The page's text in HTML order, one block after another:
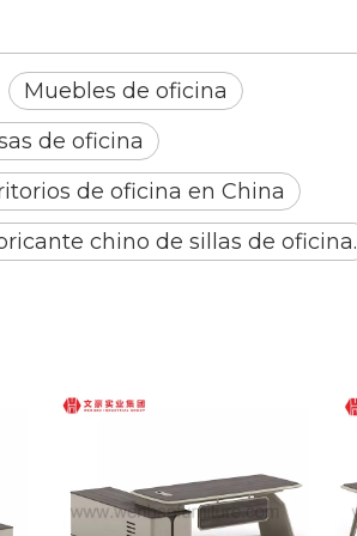
Muebles de oficina
de oficina
de oficina en China
chino de sillas de oficina.